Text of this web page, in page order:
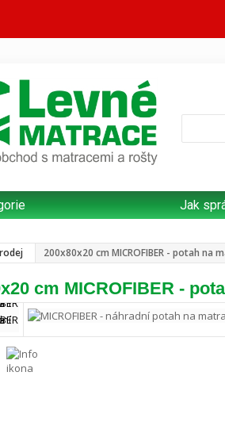
Jak
200x80x20 cm MICROFIBER - potah na
cm MICROFIBER -